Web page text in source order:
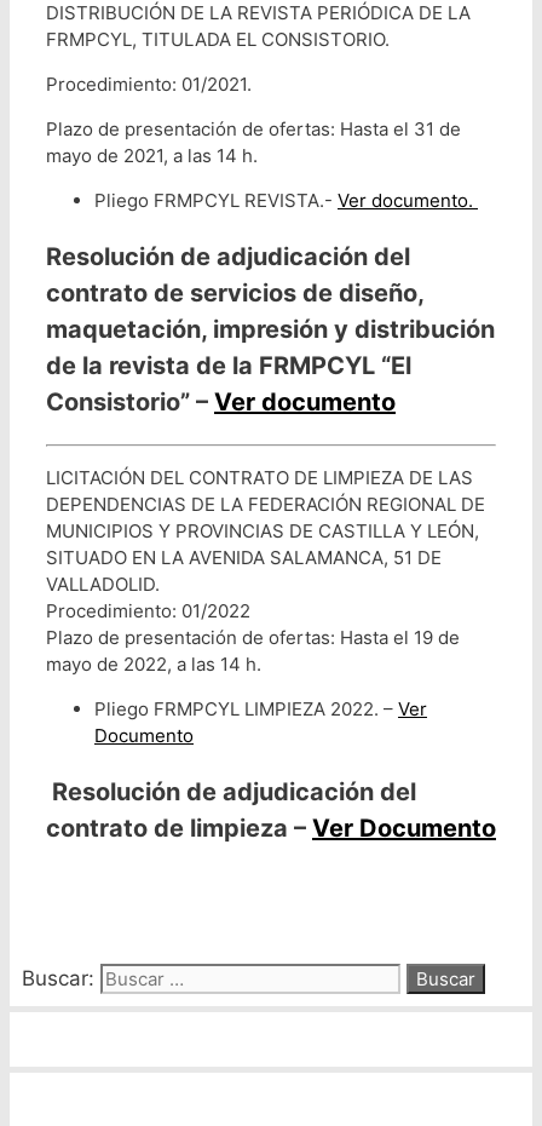
DISTRIBUCIÓN DE LA REVISTA PERIÓDICA DE LA
FRMPCYL, TITULADA EL CONSISTORIO.
Procedimiento: 01/2021.
Plazo de presentación de ofertas: Hasta el 31 de
mayo de 2021, a las 14 h.
Pliego FRMPCYL REVISTA.- Ver documento.
Resolución de adjudicación del
contrato de servicios de diseño,
maquetación, impresión y distribución
de la revista de la FRMPCYL “El
Consistorio” – Ver documento
LICITACIÓN DEL CONTRATO DE LIMPIEZA DE LAS
DEPENDENCIAS DE LA FEDERACIÓN REGIONAL DE
MUNICIPIOS Y PROVINCIAS DE CASTILLA Y LEÓN,
SITUADO EN LA AVENIDA SALAMANCA, 51 DE
VALLADOLID.
Procedimiento: 01/2022
Plazo de presentación de ofertas: Hasta el 19 de
mayo de 2022, a las 14 h.
Pliego FRMPCYL LIMPIEZA 2022. – Ver
Documento
Resolución de adjudicación del
contrato de limpieza – Ver Documento
Buscar: